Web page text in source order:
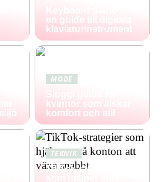
en guide till digitala
klaviaturinstrument
MODE
kvinnor som älskar
komfort och stil
TEKNIK
TikTok-strategier